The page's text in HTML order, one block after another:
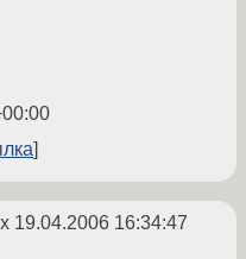
19.04.2006 16:34:47